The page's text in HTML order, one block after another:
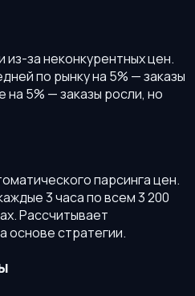
за неконкурентных цен.
по рынку на 5% — заказы
на 5% — заказы росли, но
парсинга цен.
3 часа по всем 3 200
Рассчитывает
основе стратегии.